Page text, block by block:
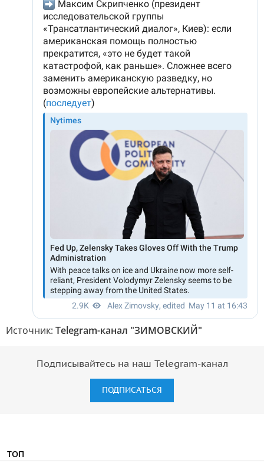
Источник: Telegram-канал "ЗИМОВСКИЙ"
Подписывайтесь на наш Telegram-канал
ПОДПИСАТЬСЯ
ТОП